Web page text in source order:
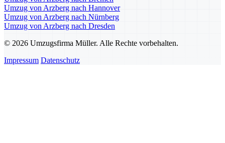
Umzug von Arzberg nach Hannover
Umzug von Arzberg nach Nürnberg
Umzug von Arzberg nach Dresden
© 2026 Umzugsfirma Müller. Alle Rechte vorbehalten.
Impressum Datenschutz